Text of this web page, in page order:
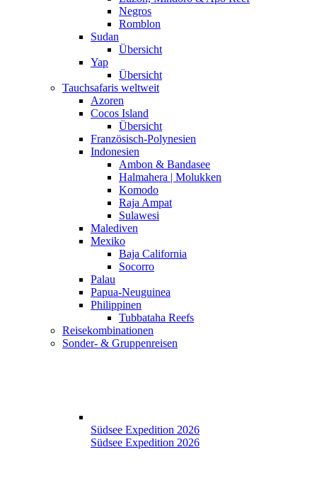
Negros
Romblon
Sudan
Übersicht
Yap
Übersicht
Tauchsafaris weltweit
Azoren
Cocos Island
Übersicht
Französisch-Polynesien
Indonesien
Ambon & Bandasee
Halmahera | Molukken
Komodo
Raja Ampat
Sulawesi
Malediven
Mexiko
Baja California
Socorro
Palau
Papua-Neuguinea
Philippinen
Tubbataha Reefs
Reisekombinationen
Sonder- & Gruppenreisen
Südsee Expedition 2026
Südsee Expedition 2026